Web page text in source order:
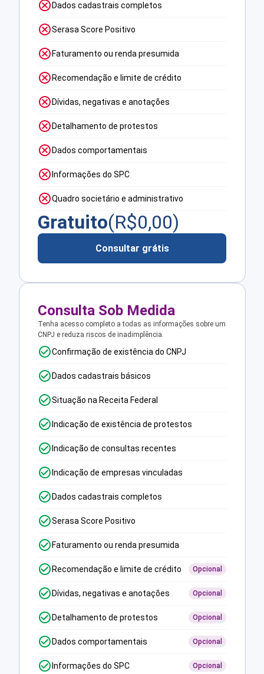
Dados cadastrais completos
Serasa Score Positivo
Faturamento ou renda presumida
Recomendação e limite de crédito
Dívidas, negativas e anotações
Detalhamento de protestos
Dados comportamentais
Informações do SPC
Quadro societário e administrativo
Gratuito(R$0,00)
Consultar grátis
Consulta Sob Medida
Tenha acesso completo a todas as informações sobre um
CNPJ e reduza riscos de inadimplência.
Confirmação de existência do CNPJ
Dados cadastrais básicos
Situação na Receita Federal
Indicação de existência de protestos
Indicação de consultas recentes
Indicação de empresas vinculadas
Dados cadastrais completos
Serasa Score Positivo
Faturamento ou renda presumida
Recomendação e limite de crédito Opcional
Dívidas, negativas e anotações Opcional
Detalhamento de protestos Opcional
Dados comportamentais Opcional
Informações do SPC Opcional